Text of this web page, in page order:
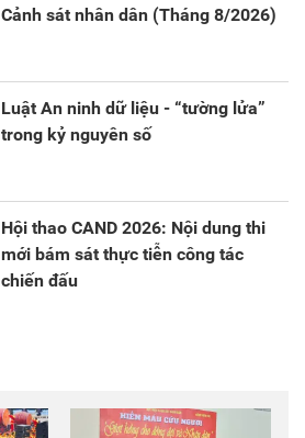
Cảnh sát nhân dân (Tháng 8/2026)
Luật An ninh dữ liệu - “tường lửa”
trong kỷ nguyên số
Hội thao CAND 2026: Nội dung thi
mới bám sát thực tiễn công tác
chiến đấu